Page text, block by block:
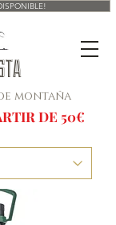
montaña
DE 50€